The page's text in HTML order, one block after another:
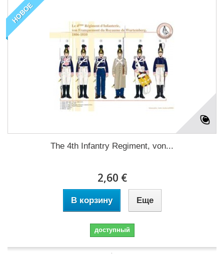
НОВОЕ
The 4th Infantry Regiment, von...
2,60 €
В корзину Еще
доступный